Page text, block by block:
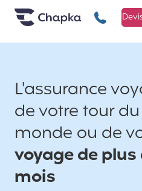
Chapka +33 1 74 85
L'assurance
de votre tour du
monde ou de
voyage de plus
mois